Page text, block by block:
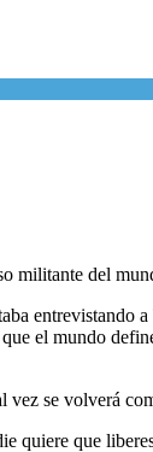
militante del
entrevistando
que el mundo
se volverá
quiere que